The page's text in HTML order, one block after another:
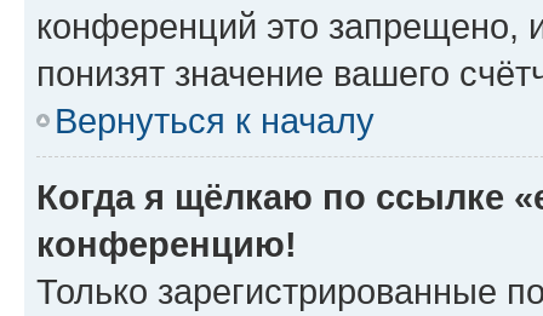
конференций это запрещено,
понизят значение вашего
Вернуться к началу
Когда я щёлкаю по ссылке
конференцию!
Только зарегистрированные